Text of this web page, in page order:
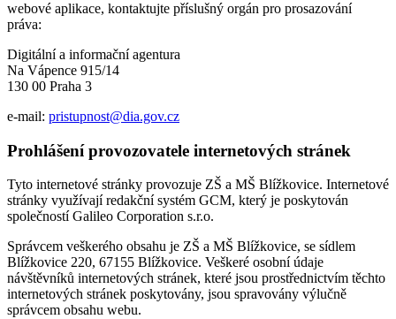
webové aplikace, kontaktujte příslušný orgán pro prosazování
práva:
Digitální a informační agentura
Na Vápence 915/14
130 00 Praha 3
e-mail: pristupnost@dia.gov.cz
Prohlášení provozovatele internetových stránek
Tyto internetové stránky provozuje ZŠ a MŠ Blížkovice. Internetové
stránky využívají redakční systém GCM, který je poskytován
společností Galileo Corporation s.r.o.
Správcem veškerého obsahu je ZŠ a MŠ Blížkovice, se sídlem
Blížkovice 220, 67155 Blížkovice. Veškeré osobní údaje
návštěvníků internetových stránek, které jsou prostřednictvím těchto
internetových stránek poskytovány, jsou spravovány výlučně
správcem obsahu webu.